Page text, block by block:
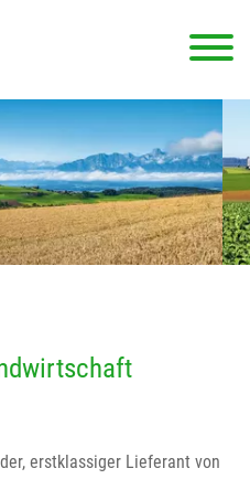
erstklassiger Lieferant von